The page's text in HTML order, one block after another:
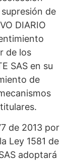
de
DIARIO
de los
SAS en su
de
de 2013 por
Ley 1581 de
adoptará